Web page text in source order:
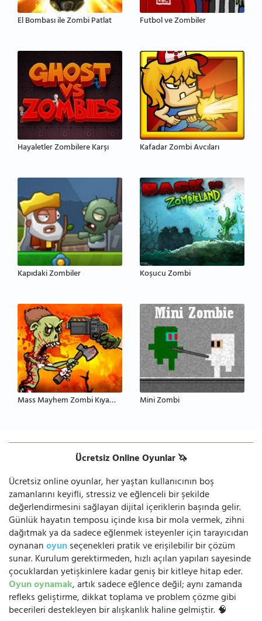
El Bombası ile Zombi Patlat Futbol ve Zombiler
Hayaletler Zombilere Karşı Kafadar Zombi Avcıları
Kapıdaki Zombiler Koşucu Zombi
Mass Mayhem Zombi Kıyameti Mini Zombi
Ücretsiz Online Oyunlar 🦄
Ücretsiz online oyunlar, her yaştan kullanıcının boş
zamanlarını keyifli, stressiz ve eğlenceli bir şekilde
değerlendirmesini sağlayan dijital içeriklerin başında gelir.
Günlük hayatın temposu içinde kısa bir mola vermek, zihni
dağıtmak ya da sadece eğlenmek isteyenler için tarayıcıdan
oynananoyunseçenekleri pratik ve erişilebilir bir çözüm
sunar. Kurulum gerektirmeden, hızlı açılan yapıları sayesinde
çocuklardan yetişkinlere kadar geniş bir kitleye hitap eder.
Oyun oynamak, artık sadece eğlence değil; aynı zamanda
refleks geliştirme, dikkat toplama ve problem çözme gibi
becerileri destekleyen bir alışkanlık haline gelmiştir. 🧠